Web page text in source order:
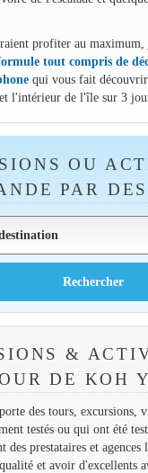
profiter au maximum,
tout compris de
qui vous fait
l'intérieur de l'île sur 3
OU
PAR
&
DE KOH
des tours, excursions,
testés ou qui ont été
des prestataires et agences
et avoir d'excellents